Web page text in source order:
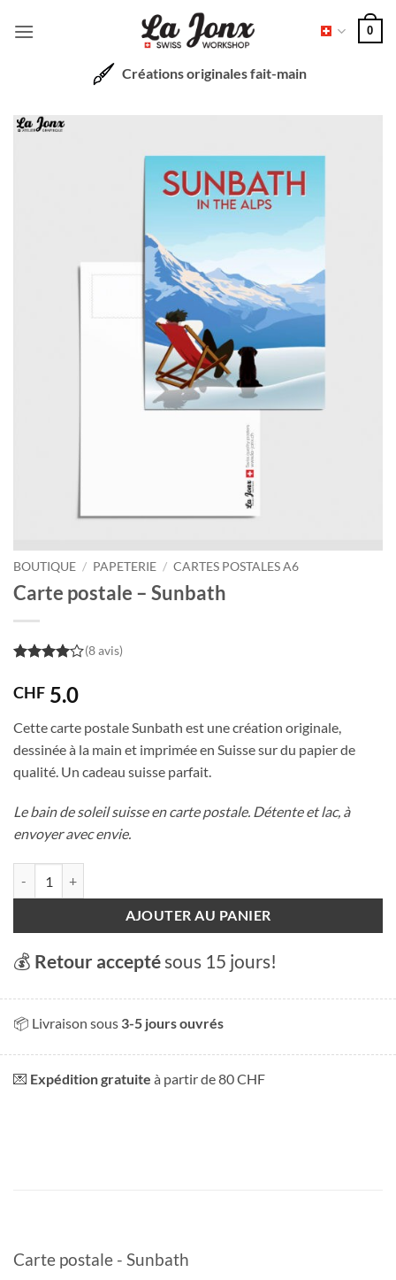
0
Créations originales fait-main
BOUTIQUE / PAPETERIE / CARTES POSTALES A6
Carte postale – Sunbath
5
(8 avis)
CHF 5.0
Cette carte postale Sunbath est une création originale,
dessinée à la main et imprimée en Suisse sur du papier de
qualité. Un cadeau suisse parfait.
Le bain de soleil suisse en carte postale. Détente et lac, à
envoyer avec envie.
AJOUTER AU PANIER
💰 Retour acceptésous 15 jours!
📦 Livraison sous 3-5 jours ouvrés
💌 Expédition gratuite à partir de 80 CHF
Carte postale - Sunbath